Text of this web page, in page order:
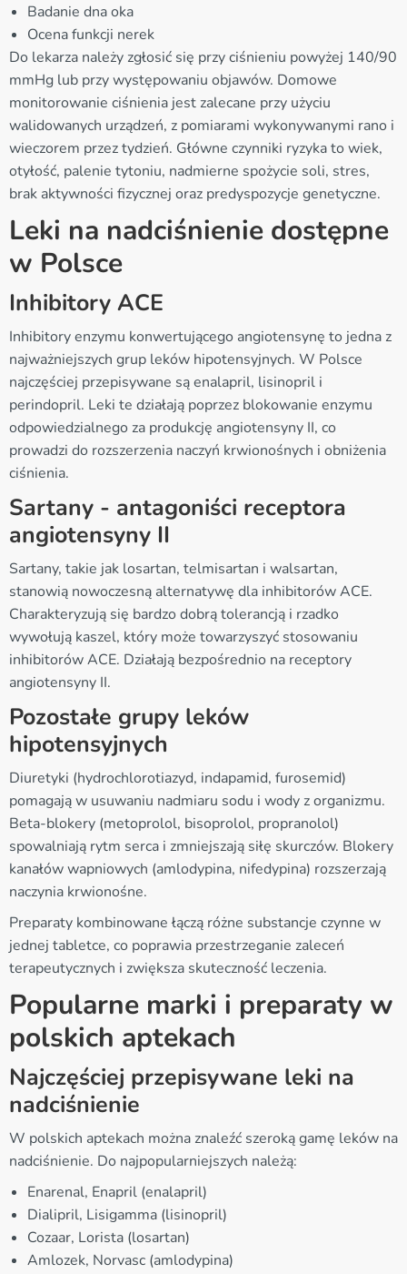
Badanie dna oka
Ocena funkcji nerek
Do lekarza należy zgłosić się przy ciśnieniu powyżej 140/90
mmHg lub przy występowaniu objawów. Domowe
monitorowanie ciśnienia jest zalecane przy użyciu
walidowanych urządzeń, z pomiarami wykonywanymi rano i
wieczorem przez tydzień. Główne czynniki ryzyka to wiek,
otyłość, palenie tytoniu, nadmierne spożycie soli, stres,
brak aktywności fizycznej oraz predyspozycje genetyczne.
Leki na nadciśnienie dostępne
w Polsce
Inhibitory ACE
Inhibitory enzymu konwertującego angiotensynę to jedna z
najważniejszych grup leków hipotensyjnych. W Polsce
najczęściej przepisywane są enalapril, lisinopril i
perindopril. Leki te działają poprzez blokowanie enzymu
odpowiedzialnego za produkcję angiotensyny II, co
prowadzi do rozszerzenia naczyń krwionośnych i obniżenia
ciśnienia.
Sartany - antagoniści receptora
angiotensyny II
Sartany, takie jak losartan, telmisartan i walsartan,
stanowią nowoczesną alternatywę dla inhibitorów ACE.
Charakteryzują się bardzo dobrą tolerancją i rzadko
wywołują kaszel, który może towarzyszyć stosowaniu
inhibitorów ACE. Działają bezpośrednio na receptory
angiotensyny II.
Pozostałe grupy leków
hipotensyjnych
Diuretyki (hydrochlorotiazyd, indapamid, furosemid)
pomagają w usuwaniu nadmiaru sodu i wody z organizmu.
Beta-blokery (metoprolol, bisoprolol, propranolol)
spowalniają rytm serca i zmniejszają siłę skurczów. Blokery
kanałów wapniowych (amlodypina, nifedypina) rozszerzają
naczynia krwionośne.
Preparaty kombinowane łączą różne substancje czynne w
jednej tabletce, co poprawia przestrzeganie zaleceń
terapeutycznych i zwiększa skuteczność leczenia.
Popularne marki i preparaty w
polskich aptekach
Najczęściej przepisywane leki na
nadciśnienie
W polskich aptekach można znaleźć szeroką gamę leków na
nadciśnienie. Do najpopularniejszych należą:
Enarenal, Enapril (enalapril)
Dialipril, Lisigamma (lisinopril)
Cozaar, Lorista (losartan)
Amlozek, Norvasc (amlodypina)